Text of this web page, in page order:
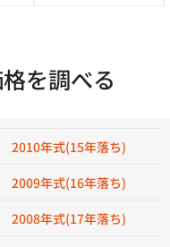
を調べる
2010年式(15年落ち)
2009年式(16年落ち)
2008年式(17年落ち)